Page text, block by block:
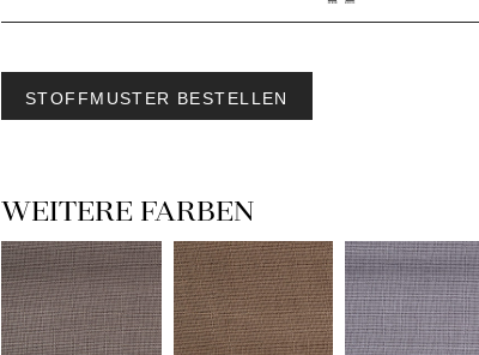
STOFFMUSTER BESTELLEN
WEITERE FARBEN